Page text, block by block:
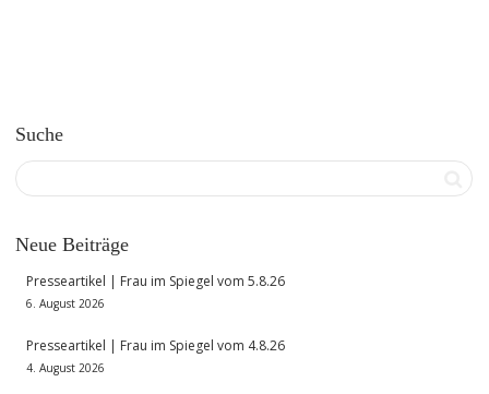
Suche
Neue Beiträge
Presseartikel | Frau im Spiegel vom 5.8.26
6. August 2026
Presseartikel | Frau im Spiegel vom 4.8.26
4. August 2026